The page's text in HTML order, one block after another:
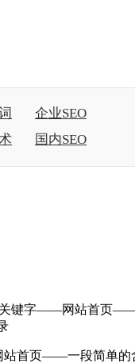
企业SEO
国内SEO
键字——网站首页
首页——一段简单的